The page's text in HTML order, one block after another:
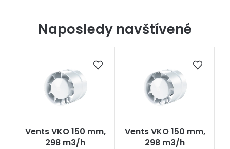
Naposledy navštívené
Vents VKO 150 mm,
298 m3/h
Vents VKO 150 mm,
298 m3/h